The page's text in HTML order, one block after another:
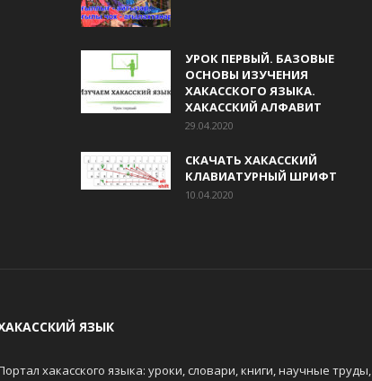
УРОК ПЕРВЫЙ. БАЗОВЫЕ
ОСНОВЫ ИЗУЧЕНИЯ
ХАКАССКОГО ЯЗЫКА.
ХАКАССКИЙ АЛФАВИТ
29.04.2020
СКАЧАТЬ ХАКАССКИЙ
КЛАВИАТУРНЫЙ ШРИФТ
10.04.2020
ЯЗЫК
хакасского языка: уроки, словари, книги, научные труды,